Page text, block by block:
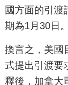
國方面的引渡
期為1月30日。
換言之，美國
式提出引渡要
釋後，加拿大